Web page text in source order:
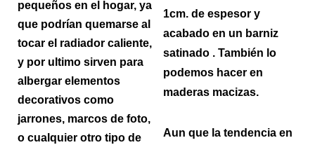
pequeños en el hogar, ya
que podrían quemarse al
tocar el radiador caliente,
y por ultimo sirven para
albergar elementos
decorativos como
jarrones, marcos de foto,
o cualquier otro tipo de
1cm. de espesor y
acabado en un barniz
satinado . También lo
podemos hacer en
maderas macizas.
Aun que la tendencia en